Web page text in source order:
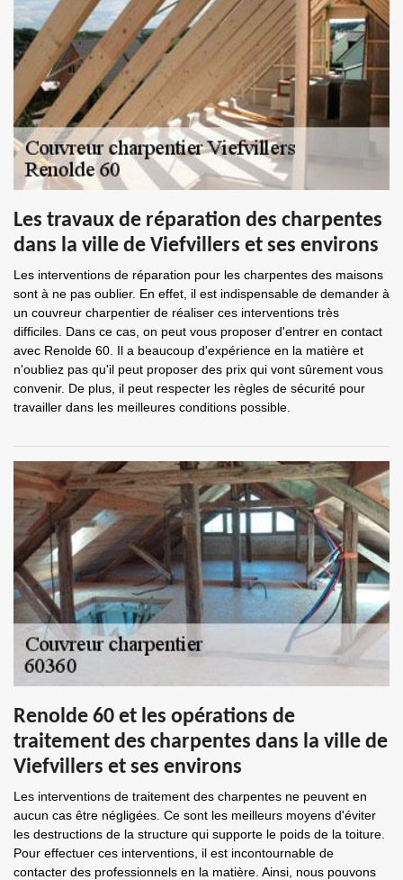
Les travaux de réparation des charpentes
dans la ville de Viefvillers et ses environs
Les interventions de réparation pour les charpentes des maisons
sont à ne pas oublier. En effet, il est indispensable de demander à
un couvreur charpentier de réaliser ces interventions très
difficiles. Dans ce cas, on peut vous proposer d'entrer en contact
avec Renolde 60. Il a beaucoup d'expérience en la matière et
n'oubliez pas qu'il peut proposer des prix qui vont sûrement vous
convenir. De plus, il peut respecter les règles de sécurité pour
travailler dans les meilleures conditions possible.
Renolde 60 et les opérations de
traitement des charpentes dans la ville de
Viefvillers et ses environs
Les interventions de traitement des charpentes ne peuvent en
aucun cas être négligées. Ce sont les meilleurs moyens d'éviter
les destructions de la structure qui supporte le poids de la toiture.
Pour effectuer ces interventions, il est incontournable de
contacter des professionnels en la matière. Ainsi, nous pouvons